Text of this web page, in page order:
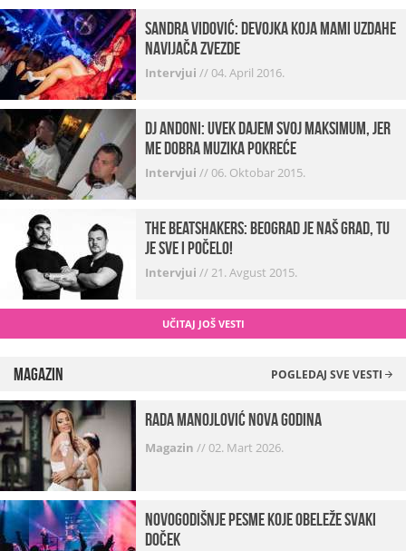
Sandra Vidović: devojka koja mami uzdahe
navijača Zvezde
Intervjui //04. April 2016.
Dj Andoni: Uvek dajem svoj maksimum, jer
me dobra muzika pokreće
Intervjui //06. Oktobar 2015.
The Beatshakers: Beograd je naš grad, tu
je sve i počelo!
Intervjui //21. Avgust 2015.
UČITAJ JOŠ VESTI
Magazin POGLEDAJ SVE VESTI
Rada Manojlović Nova godina
Magazin //02. Mart 2026.
Novogodišnje pesme koje obeleže svaki
Doček